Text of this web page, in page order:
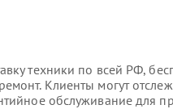
техники по всей РФ,
Клиенты могут
обслуживание для